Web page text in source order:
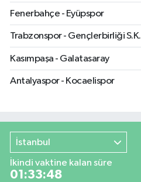
Fenerbahçe - Eyüpspor
Trabzonspor - Gençlerbirliği S.K.
Kasımpaşa - Galatasaray
Antalyaspor - Kocaelispor
İstanbul
İkindi vaktine kalan süre
01:33:47